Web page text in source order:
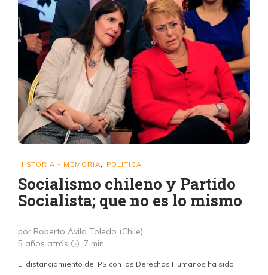
HISTORIA - MEMORIA POLITICA
Socialismo chileno y Partido
Socialista; que no es lo mismo
por Roberto Ávila Toledo (Chile)
5 años atrás
7 min
El distanciamiento del PS con los Derechos Humanos ha sido